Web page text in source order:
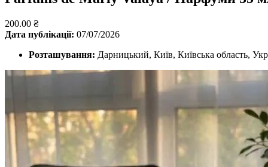
200.00 ₴
Дата публікації: 07/07/2026
Розташування: Дарницький, Київ, Київська область,